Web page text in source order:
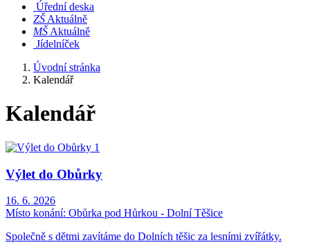
Úřední deska
​​ZŠ Aktuálně
​​MŠ Aktuálně
Jídelníček
Úvodní stránka
Kalendář
Kalendář
Výlet do Obůrky
16. 6. 2026
Místo konání: Obůrka pod Hůrkou - Dolní Těšice
Společně s dětmi zavítáme do Dolních těšic za lesními zvířátky.